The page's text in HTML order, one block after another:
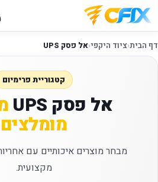
דף הבית‹ציוד היקפי‹אל פסק UPS
קטגוריית פרימיום
אל פסק UPS
מומלצים
מבחר מוצרים איכותיים עם
מקצועית.